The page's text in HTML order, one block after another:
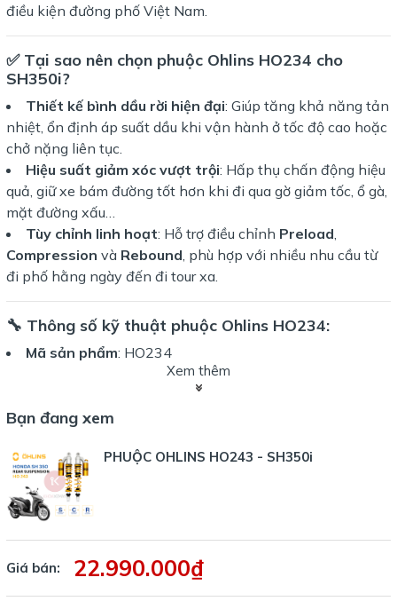
điều kiện đường phố Việt Nam.
✅ Tại sao nên chọn phuộc Ohlins HO234 cho
SH350i?
Thiết kế bình dầu rời hiện đại: Giúp tăng khả năng tản
nhiệt, ổn định áp suất dầu khi vận hành ở tốc độ cao hoặc
chở nặng liên tục.
Hiệu suất giảm xóc vượt trội: Hấp thụ chấn động hiệu
quả, giữ xe bám đường tốt hơn khi đi qua gờ giảm tốc, ổ gà,
mặt đường xấu…
Tùy chỉnh linh hoạt: Hỗ trợ điều chỉnh Preload
Compression và Rebound , phù hợp với nhiều nhu cầu từ
đi phố hằng ngày đến đi tour xa.
🔧 Thông số kỹ thuật phuộc Ohlins HO234:
Mã sản phẩm: HO234
: 400mm – vừa vặn cho khung sườn
Loại phuộc: Phuộc đôi, bình dầu rời ngang
Compression và Rebound
Bảo hành
Phù hợp hoàn hảo với khung sườn và hệ thống treo
nguyên bản của SH350i
Không cần chỉnh sửa nhiều chi tiết nhựa xe
Xem thêm
Bạn đang xem
PHUỘC OHLINS HO243 - SH350i
Giá bán: 22.990.000₫